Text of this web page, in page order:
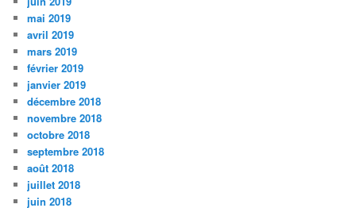
mai 2019
avril 2019
mars 2019
février 2019
janvier 2019
décembre 2018
novembre 2018
octobre 2018
septembre 2018
août 2018
juillet 2018
juin 2018